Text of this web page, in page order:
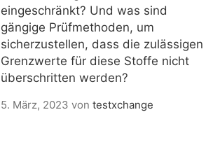
eingeschränkt? Und was sind
gängige Prüfmethoden, um
sicherzustellen, dass die zulässigen
Grenzwerte für diese Stoffe nicht
überschritten werden?
5. März, 2023 von testxchange